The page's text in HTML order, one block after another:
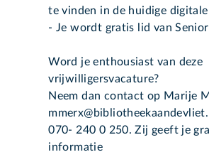
te vinden in de huidige digitale
- Je wordt gratis lid van
Word je enthousiast van deze
vrijwilligersvacature?
Neem dan contact op Marije
070- 240 0 250. Zij geeft je
informatie